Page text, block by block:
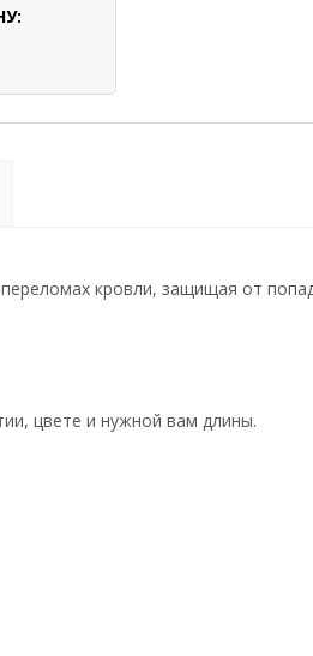
кровли, защищая от
цвете и нужной вам длины.